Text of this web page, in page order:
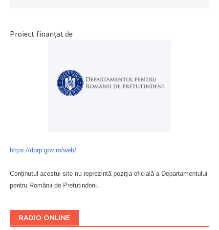
Proiect finanțat de
https://dprp.gov.ro/web/
Conținutul acestui site nu reprezintă poziția oficială a Departamentului
pentru Românii de Pretutindeni.
RADIO ONLINE